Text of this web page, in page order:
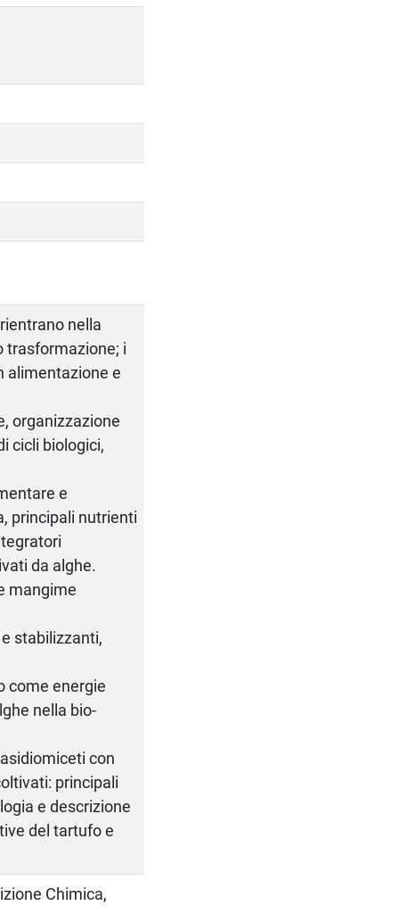
nella
trasformazione; i
alimentazione e
organizzazione
cicli biologici,
e
principali nutrienti
da alghe.
mangime
stabilizzanti,
come energie
nella bio-
con
principali
e descrizione
del tartufo e
Chimica,